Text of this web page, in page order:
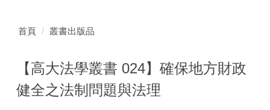
首頁 叢書出版品
【高大法學叢書 024】確保地方財政
健全之法制問題與法理